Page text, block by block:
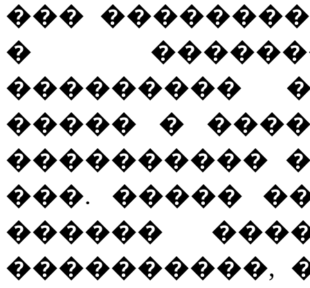
���
�
���������
����� �
����������
���. �����
������
����������,